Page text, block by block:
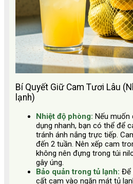
Bí Quyết Giữ Cam Tươi Lâu
lạnh)
Nhiệt độ phòng: Nếu muốn
dụng nhanh, bạn có thể để
tránh ánh nắng trực tiếp.
đến 2 tuần. Nên xếp cam
không nên đựng trong túi
gây úng.
Bảo quản trong tủ lạnh: Để
cất cam vào ngăn mát tủ